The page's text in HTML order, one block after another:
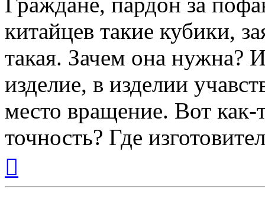
китайцев такие кубики,
такая. Зачем она нужна?
изделие, в изделии
место вращение. Вот как-
точность? Где
началу